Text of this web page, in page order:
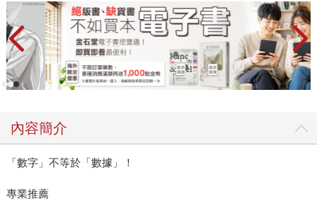
內容簡介
「數字」不等於「數據」！
專業推薦